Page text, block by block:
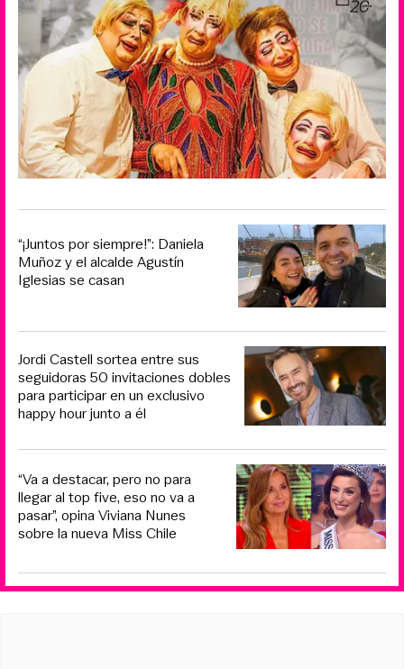
“¡Juntos por siempre!”: Daniela
Muñoz y el alcalde Agustín
Iglesias se casan
Jordi Castell sortea entre sus
seguidoras 50 invitaciones dobles
para participar en un exclusivo
happy hour junto a él
“Va a destacar, pero no para
llegar al top five, eso no va a
pasar”, opina Viviana Nunes
sobre la nueva Miss Chile